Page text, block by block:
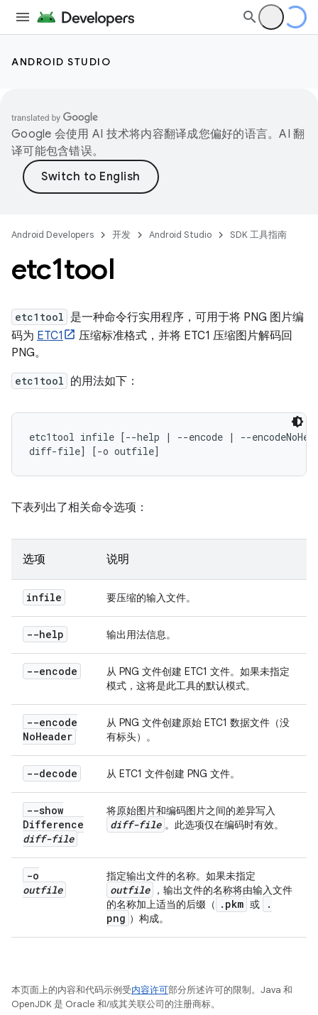
ANDROID STUDIO
Google 会使用 AI 技术将内容翻译成您偏好的语言。AI 翻
译可能包含错误。
Android Developers 开发 Android Studio SDK 工具指南
etc1tool
etc1tool 是一种命令行实用程序，可用于将 PNG 图片编
码为 ETC1
压缩标准格式，并将 ETC1 压缩图片解码回
PNG。
etc1tool 的用法如下：
etc1tool infile [--help | --encode | --
diff-file] [-o outfile]
下表列出了相关命令选项：
选项 说明
infile 要压缩的输入文件。
--help 输出用法信息。
--encode
从 PNG 文件创建 ETC1 文件。如果未指定
模式，这将是此工具的默认模式。
--encode
NoHeader
从 PNG 文件创建原始 ETC1 数据文件（没
有标头）。
--decode 从 ETC1 文件创建 PNG 文件。
--show
Difference
diff-file
将原始图片和编码图片之间的差异写入
diff-file 。此选项仅在编码时有效。
-o
outfile
指定输出文件的名称。如果未指定
outfile
，输出文件的名称将由输入文件
的名称加上适当的后缀（ . pkm 或
.
png ）构成。
本页面上的内容和代码示例受内容许可部分所述许可的限制。Java 和
OpenJDK 是 Oracle 和/或其关联公司的注册商标。